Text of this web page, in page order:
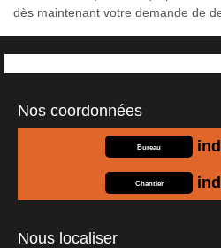
dès maintenant votre demande de
Nos coordonnées
Bureau
Chantier
Nous localiser